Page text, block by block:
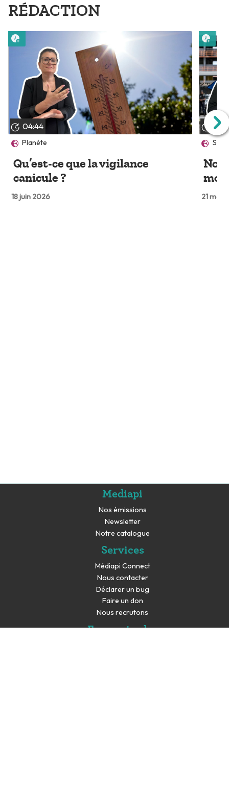
RÉDACTION
04:44
Planète
Qu’est-ce que la vigilance
canicule ?
18 juin 2026 21 mai
Mediapi
Nos émissions
Newsletter
Notre catalogue
Services
Médiapi Connect
Nous contacter
Déclarer un bug
Faire un don
Nous recrutons
En savoir plus